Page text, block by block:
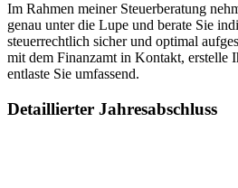
Im Rahmen meiner Steuerberatung
genau unter die Lupe und berate Sie
steuerrechtlich sicher und optimal
mit dem Finanzamt in Kontakt, erstelle
entlaste Sie umfassend.
Detaillierter Jahresabschluss